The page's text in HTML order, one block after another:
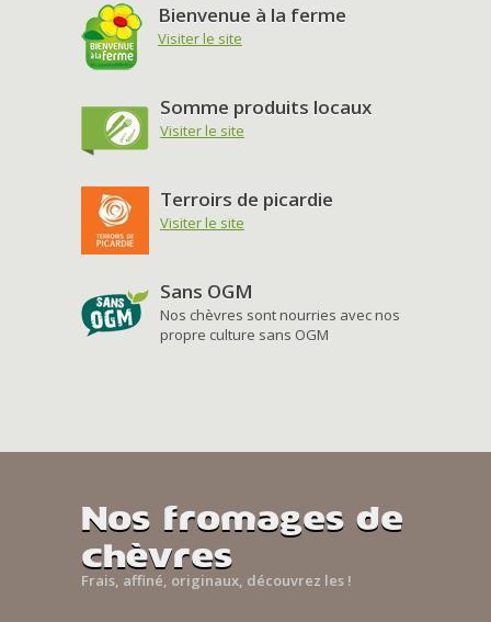
Bienvenue à la ferme
Visiter le site
Somme produits locaux
Visiter le site
Terroirs de picardie
Visiter le site
Sans OGM
Nos chèvres sont nourries avec nos
propre culture sans OGM
Nos fromages de
chèvres
Frais, affiné, originaux, découvrez les !